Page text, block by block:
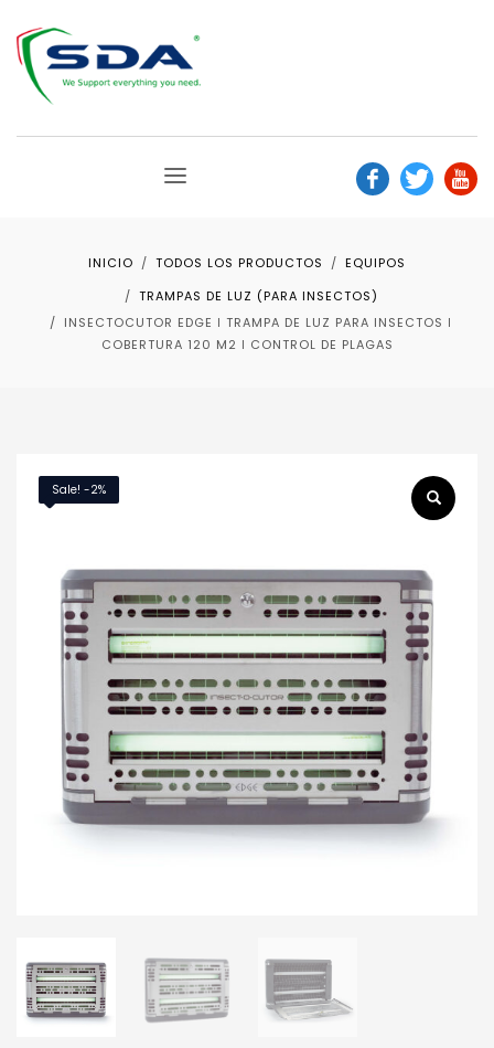
INICIO TODOS LOS PRODUCTOS
EQUIPOS
TRAMPAS DE LUZ (PARA INSECTOS)
INSECTOCUTOR EDGE ǀ TRAMPA DE LUZ PARA INSECTOS ǀ
COBERTURA 120 M2 ǀ CONTROL DE PLAGAS
Sale! -2%